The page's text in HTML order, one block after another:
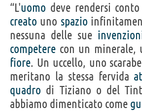
“L'uomo deve rendersi
creato uno spazio
nessuna delle sue
competere con un minerale,
fiore. Un uccello, uno
meritano la stessa fervida
quadro di Tiziano o del
abbiamo dimenticato come